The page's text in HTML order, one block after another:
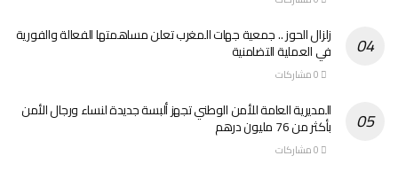
زلزال الحوز .. جمعية جهات المغرب تعلن مساهمتها الفعالة والفورية
في العملية التضامنية
المديرية العامة للأمن الوطني تجهز ألبسة جديدة لنساء ورجال الأمن
بأكثر من 76 مليون درهم